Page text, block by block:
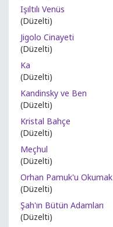
Işıltılı Venüs
(Düzelti)
Jigolo Cinayeti
(Düzelti)
Ka
(Düzelti)
Kandinsky ve Ben
(Düzelti)
Kristal Bahçe
(Düzelti)
Meçhul
(Düzelti)
Orhan Pamuk'u Okumak
(Düzelti)
Şah'ın Bütün Adamları
(Düzelti)